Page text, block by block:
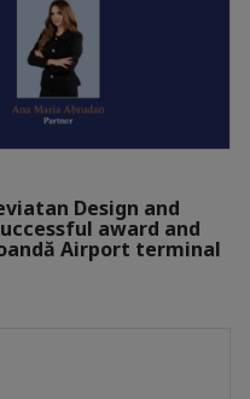
Design and
award and
Airport terminal